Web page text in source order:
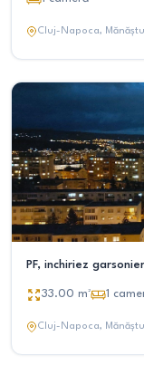
Cluj-Napoca,
PF, inchiriez
33.00 m² 1
Cluj-Napoca,